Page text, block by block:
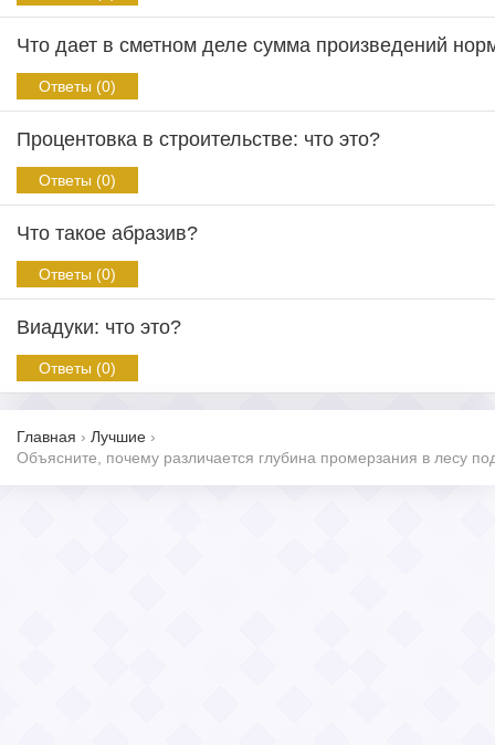
Что дает в сметном деле сумма произведений
Ответы (0)
Процентовка в строительстве: что это?
Ответы (0)
Что такое абразив?
Ответы (0)
Виадуки: что это?
Ответы (0)
Главная › Лучшие ›
Объясните, почему различается глубина промерзания в лесу